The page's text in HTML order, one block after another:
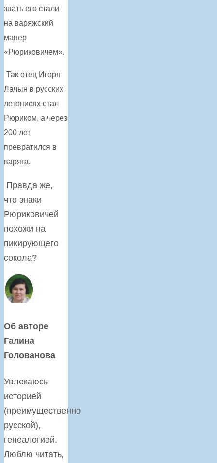
звать его стали
на варяжский
манер
«Рюриковичем».
Так отец Игоря
Лачын в русских
летописях стал
Рюриком, а через
200 лет
превратился в
варяга.
Правда же,
что знаки
Рюриковичей
похожи на
пикирующего
сокола?
Об авторе
Галина
Голованова
Увлекаюсь
историей
(преимущественно
русской),
генеалогией.
Люблю читать,